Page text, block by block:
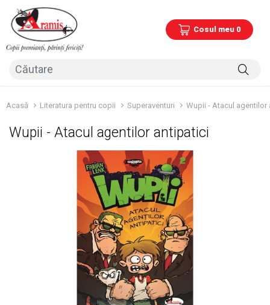
Cosul meu 0
Acasă Literatura pentru copii Superaventuri Wupii - Atacul agentilor
Wupii - Atacul agentilor antipatici